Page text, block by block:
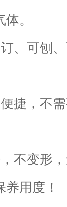
。
、可刨
捷，不
不变形
用度！